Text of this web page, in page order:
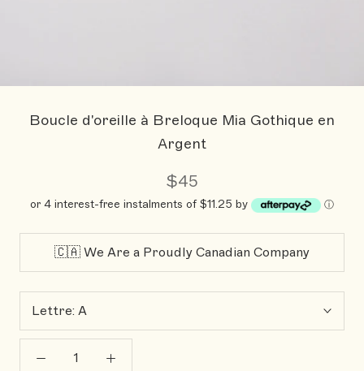
Boucle d'oreille à Breloque Mia Gothique en
Argent
$45
or 4 interest-free instalments of $11.25 by ⓘ
🇨🇦 We Are a Proudly Canadian Company
Lettre: A